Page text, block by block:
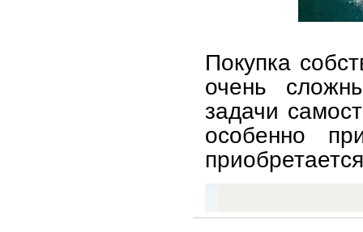
Покупка
очень
задачи
особенно